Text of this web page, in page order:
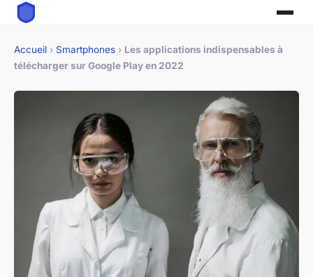
Accueil › Smartphones › Les applications indispensables à
télécharger sur Google Play en 2022